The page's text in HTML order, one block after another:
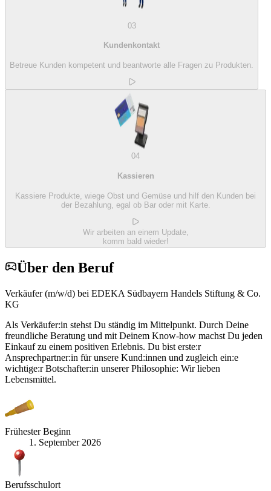
03
Kundenkontakt
Betreue Kunden kompetent und beantworte alle Fragen zu Produkten.
04
Kassieren
Kassiere Produkte, wiege Obst und Gemüse und hilf den Kunden bei
der Bezahlung, egal ob Bar oder mit Karte.
Wir arbeiten an einem Update,
komm bald wieder!
Über den Beruf
Verkäufer (m/w/d) bei EDEKA Südbayern Handels Stiftung & Co.
KG
Als Verkäufer:in stehst Du ständig im Mittelpunkt. Durch Deine
freundliche Beratung und mit Deinem Know-how machst Du jeden
Einkauf zu einem positiven Erlebnis. Du bist erste:r
Ansprechpartner:in für unsere Kund:innen und zugleich ein:e
wichtige:r Botschafter:in unserer Philosophie: Wir lieben
Lebensmittel.
Frühester Beginn
1. September 2026
Berufsschulort